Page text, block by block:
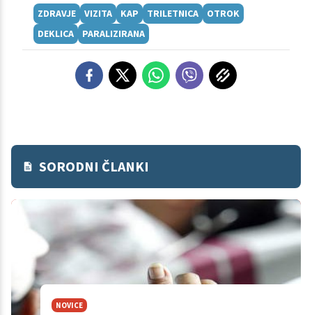
ZDRAVJE VIZITA KAP TRILETNICA
OTROK
DEKLICA
PARALIZIRANA
SORODNI ČLANKI
NOVICE